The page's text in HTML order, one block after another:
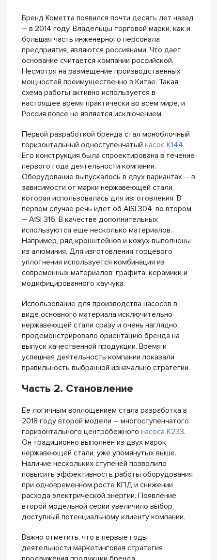
Бренд Кометта появился почти десять лет назад
– в 2014 году. Владельцы торговой марки, как и
большая часть инженерного персонала
предприятия, являются россиянами. Что дает
основание считается компании российской.
Несмотря на размещение производственных
мощностей преимущественно в Китае. Такая
схема работы активно используется в
настоящее время практически во всем мире, и
Россия вовсе не является исключением.
Первой разработкой бренда стал моноблочный
горизонтальный одноступенчатый насос К144.
Его конструкция была спроектирована в течение
первого года деятельности компании.
Оборудование выпускалось в двух вариантах – в
зависимости от марки нержавеющей стали,
которая использовалась для изготовления. В
первом случае речь идет об AISI 304, во втором
– AISI 316. В качестве дополнительных
используются еще несколько материалов.
Например, ряд кронштейнов и кожух выполнены
из алюминия. Для изготовления торцевого
уплотнения используется комбинация из
современных материалов: графита, керамики и
модифицированного каучука.
Использование для производства насосов в
виде основного материала исключительно
нержавеющей стали сразу и очень наглядно
продемонстрировало ориентацию бренда на
выпуск качественной продукции. Время и
успешная деятельность компании показали
правильность выбранной изначально стратегии.
Часть 2. Становление
Ее логичным воплощением стала разработка в
2018 году второй модели – многоступенчатого
горизонтального центробежного насоса К233.
Он традиционно выполнен из двух марок
нержавеющей стали, уже упомянутых выше.
Наличие нескольких ступеней позволило
повысить эффективность работы оборудования
при одновременном росте КПД и снижении
расхода электрической энергии. Появление
второй модельной серии увеличило выбор,
доступный потенциальному клиенту компании.
Важно отметить, что в первые годы
деятельности маркетинговая стратегия